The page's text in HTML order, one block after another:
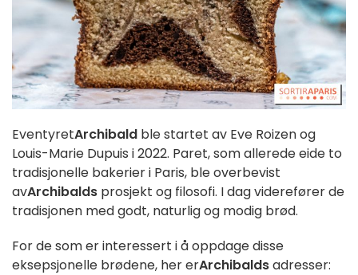
EventyretArchibald ble startet av Eve Roizen og
Louis-Marie Dupuis i 2022. Paret, som allerede eide to
tradisjonelle bakerier i Paris, ble overbevist
avArchibalds prosjekt og filosofi. I dag viderefører de
tradisjonen med godt, naturlig og modig brød.
For de som er interessert i å oppdage disse
eksepsjonelle brødene, her erArchibaldsadresser: